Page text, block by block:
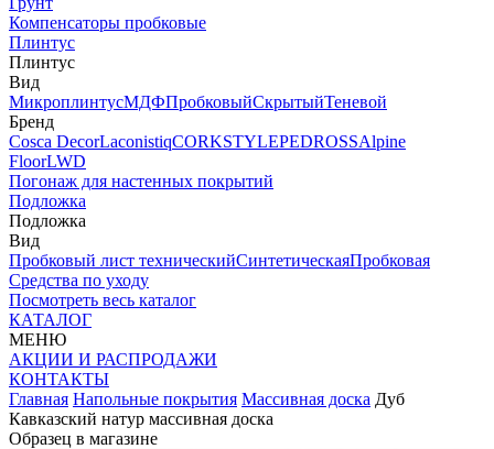
Компенсаторы пробковые
Плинтус
Плинтус
Вид
МикроплинтусМДФПробковыйСкрытыйТеневой
Бренд
Cosca DecorLaconistiqCORKSTYLEPEDROSSAlpine
FloorLWD
Погонаж для настенных покрытий
Подложка
Подложка
Вид
Пробковый лист техническийСинтетическаяПробковая
Средства по уходу
Посмотреть весь каталог
КАТАЛОГ
МЕНЮ
АКЦИИ И РАСПРОДАЖИ
КОНТАКТЫ
Главная Напольные покрытия Массивная доска Дуб
Кавказский натур массивная доска
Образец в магазине